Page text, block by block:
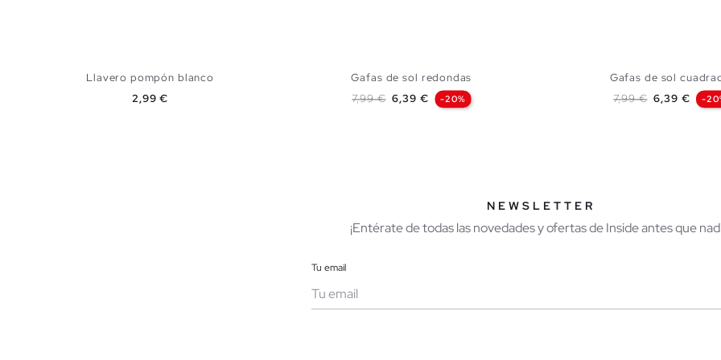
Llavero pompón blanco
Precio
2,99 €
Gafas de sol redondas
Precio base
7,99 € Precio
6,39 € -20%
Gafas de sol
Precio base
7,99 € Precio
6,39 € -
NEWSLETTER
¡Entérate de todas las novedades y ofertas de Inside antes que
Tu email